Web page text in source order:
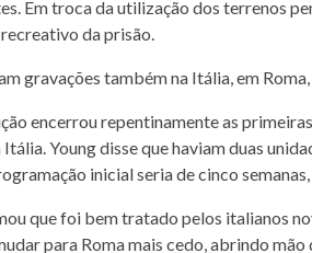
Em troca da utilização dos terrenos
da prisão.
gravações também na Itália, em
encerrou repentinamente as
Itália. Young disse que haviam duas
inicial seria de cinco
que foi bem tratado pelos italianos
para Roma mais cedo, abrindo